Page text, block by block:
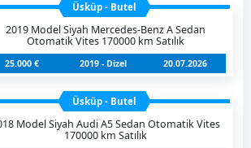
Üsküp - Butel
2019 Model Siyah Mercedes-Benz A Sedan
Otomatik Vites 170000 km Satılık
25.000 € 2019 - Dizel 20.07.2026
Üsküp - Butel
Model Siyah Audi A5 Sedan Otomatik Vites
170000 km Satılık